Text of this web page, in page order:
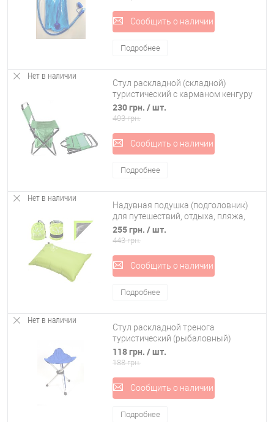
Сообщить о наличии
Подробнее
Нет в наличии
Стул раскладной (складной)
туристический с карманом кенгуру
Stenson (MH-3071)
230 грн. / шт.
403 грн.
Сообщить о наличии
Подробнее
Нет в наличии
Надувная подушка (подголовник)
для путешествий, отдыха, пляжа,
под шею в самолет Stenson
(YFC500)
255 грн. / шт.
443 грн.
Сообщить о наличии
Подробнее
Нет в наличии
Стул раскладной тренога
туристический (рыбаловный)
складной Stenson (R28851)
118 грн. / шт.
188 грн.
Сообщить о наличии
Подробнее